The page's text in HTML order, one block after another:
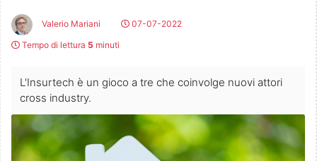
Valerio Mariani
07-07-2022
Tempo di lettura 5 minuti
L'Insurtech è un gioco a tre che coinvolge nuovi attori
cross industry.